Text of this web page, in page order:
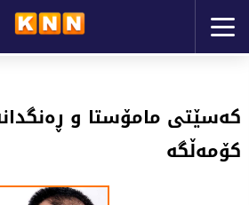
كەسێتی مامۆستا و
كۆمەڵگە